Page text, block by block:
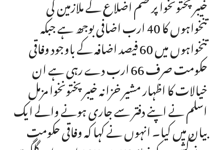
تنخواہوں کا 40 ارب اضافی بوجھ ہے جبکہ
تنخواہوں میں 60 فیصد اضافہ کے باوجود وفاقی
حکومت صرف 66 ارب دے رہی ہے ان
خیالات کا اظہار مشیر خزانہ خیبرپختونخوا مزمل
اسلم نے اپنے دفتر سے جاری ہونے والے ایک
بیان میں کیا۔ انہوں نے کہا کہ وفاقی حکومت